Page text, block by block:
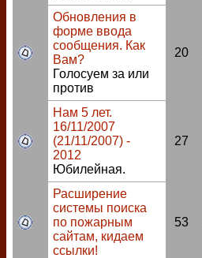
Обновления в
форме ввода
сообщения. Как
Вам?
Голосуем за или
против
20
Нам 5 лет.
16/11/2007
(21/11/2007) -
2012
Юбилейная.
27
Расширение
системы поиска
по пожарным
сайтам, кидаем
ссылки!
53